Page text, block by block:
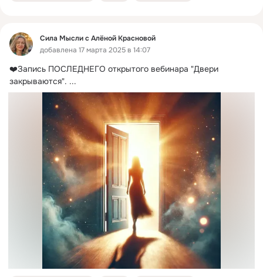
Сила Мысли с Алёной Красновой
добавлена 17 марта 2025 в 14:07
❤️Запись ПОСЛЕДНЕГО открытого вебинара "Двери
закрываются". ...